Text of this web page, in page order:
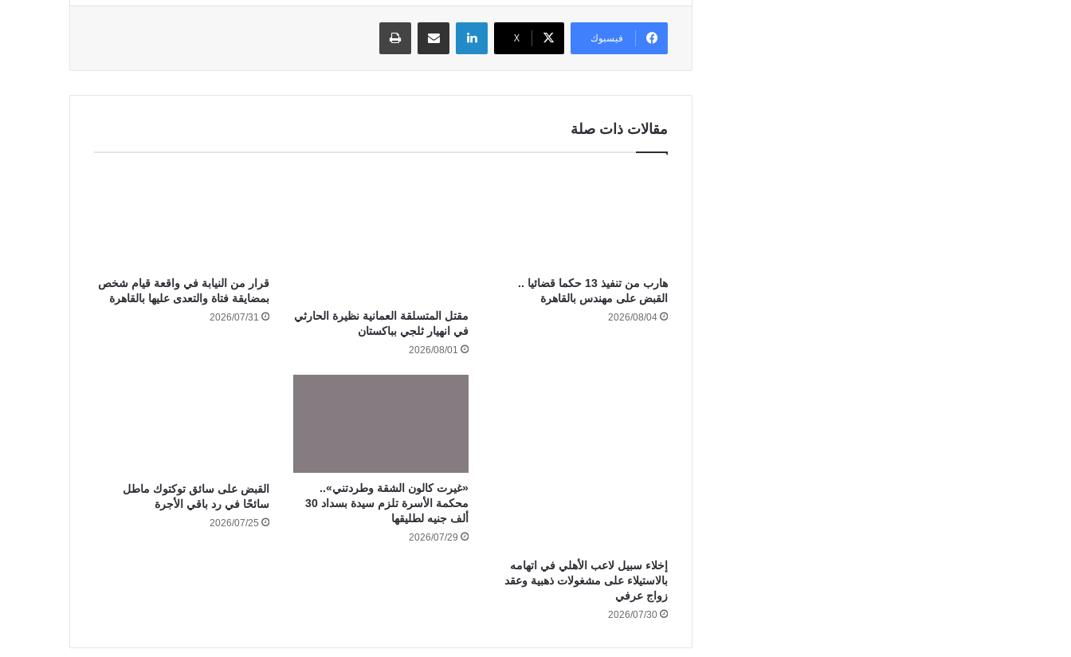
فيسبوك ‫X
لينكدإن
مقالات ذات صلة
هارب من تنفيذ 13 حكما قضائيا ..
القبض على مهندس بالقاهرة
2026/08/04
مقتل المتسلقة العمانية نظيرة الحارثي
في انهيار ثلجي بباكستان
2026/08/01
قرار من النيابة في واقعة قيام شخص
بمضايقة فتاة والتعدى عليها بالقاهرة
2026/07/31
إخلاء سبيل لاعب الأهلي في اتهامه
بالاستيلاء على مشغولات ذهبية وعقد
زواج عرفي
2026/07/30
«غيرت كالون الشقة وطردتني»..
محكمة الأسرة تلزم سيدة بسداد 30
ألف جنيه لطليقها
2026/07/29
القبض على سائق توكتوك ماطل
سائحًا في رد باقي الأجرة
2026/07/25